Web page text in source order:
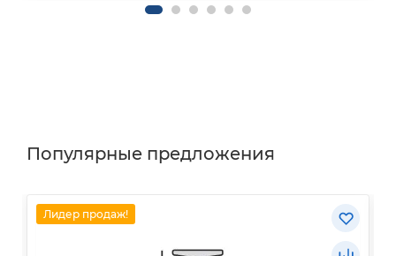
Популярные предложения
Лидер продаж!